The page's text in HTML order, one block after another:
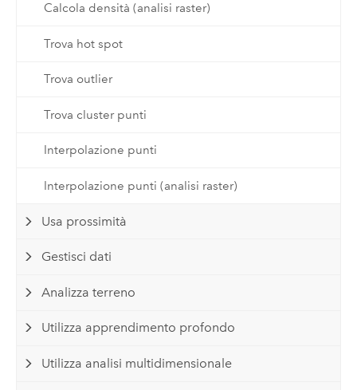
Calcola densità (analisi raster)
Trova hot spot
Trova outlier
Trova cluster punti
Interpolazione punti
Interpolazione punti (analisi raster)
Usa prossimità
Gestisci dati
Analizza terreno
Utilizza apprendimento profondo
Utilizza analisi multidimensionale